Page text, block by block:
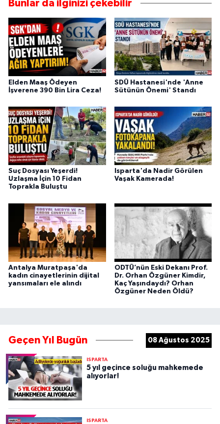
Bunlar da ilginizi çekebilir
Elden Maaş Ödeyen
İşverene 390 Bin Lira Ceza!
SDÜ Hastanesi'nde 'Anne
Sütünün Önemi' Standı
Suç Dosyası Yeşerdi!
Uzlaşma İçin 10 Fidan
Toprakla Buluştu
Isparta'da Nadir Görülen
Vaşak Kamerada!
Antalya Muratpaşa'da
kadın cinayetlerinin dijital
yansımaları ele alındı
ODTÜ’nün Eski Dekanı Prof.
Dr. Orhan Özgüner Kimdir,
Kaç Yaşındaydı? Orhan
Özgüner Neden Öldü?
Geçen Yıl Bugün 08 Ağustos 2025
ISPARTA
5 yıl geçince soluğu mahkemede
alıyorlar!
ISPARTA